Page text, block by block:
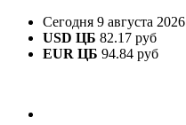
Сегодня 9 августа 2026
USD ЦБ 82.17 руб
EUR ЦБ 94.84 руб